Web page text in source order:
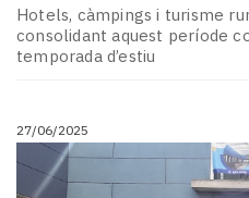
Hotels, càmpings i turisme
consolidant aquest període
temporada d’estiu
27/06/2025